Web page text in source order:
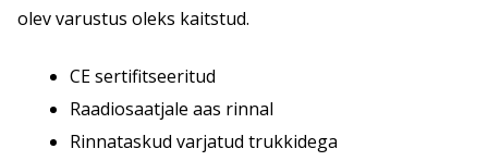
olev varustus oleks kaitstud.
CE sertifitseeritud
Raadiosaatjale aas rinnal
Rinnataskud varjatud trukkidega